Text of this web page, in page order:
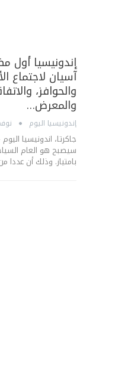
إندونيسيا أول
آسيان لاجتماع
والحوافز،
والمعرض…
إندونيسيا اليوم نوفمبر
سيصبح هو العام
بامتياز. وذلك أن